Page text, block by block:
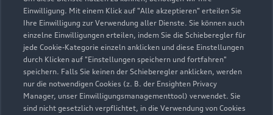
Einwilligung. Mit einem Klick auf "Alle akzeptieren" erteilen Sie
Ihre Einwilligung zur Verwendung aller Dienste. Sie können auch
einzelne Einwilligungen erteilen, indem Sie die Schieberegler für
jede Cookie-Kategorie einzeln anklicken und diese Einstellungen
durch Klicken auf "Einstellungen speichern und fortfahren"
speichern. Falls Sie keinen der Schieberegler anklicken, werden
nur die notwendigen Cookies (z. B. der Ensighten Privacy
Manager, unser Einwilligungsmanagementtool) verwendet. Sie
sind nicht gesetzlich verpflichtet, in die Verwendung von Cookies
Öffnungszeiten
Verkauf
Geschlossen,öffnet amFreitag 08:00